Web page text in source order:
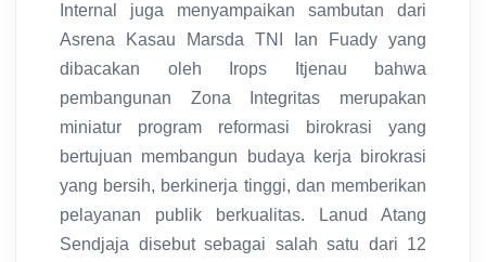
Internal juga menyampaikan sambutan dari
Asrena Kasau Marsda TNI Ian Fuady yang
dibacakan oleh Irops Itjenau bahwa
pembangunan Zona Integritas merupakan
miniatur program reformasi birokrasi yang
bertujuan membangun budaya kerja birokrasi
yang bersih, berkinerja tinggi, dan memberikan
pelayanan publik berkualitas. Lanud Atang
Sendjaja disebut sebagai salah satu dari 12